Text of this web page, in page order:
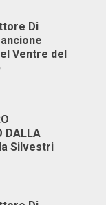
Di
Ventre del
DALLA
Silvestri